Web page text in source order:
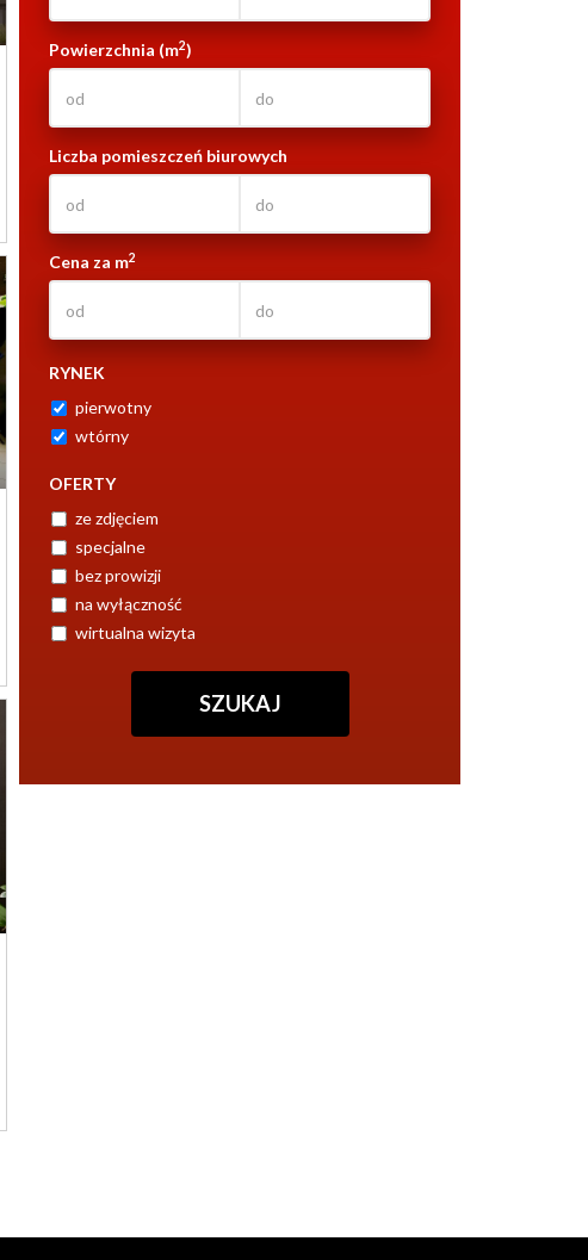
Powierzchnia (m2)
Liczba pomieszczeń biurowych
Cena za m2
RYNEK
pierwotny
wtórny
OFERTY
ze zdjęciem
specjalne
bez prowizji
na wyłączność
wirtualna wizyta